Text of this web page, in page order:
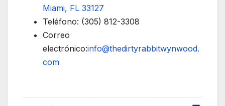
Miami, FL 33127
Teléfono: (305) 812-3308
Correo
electrónico:info@thedirtyrabbitwynwood.
com